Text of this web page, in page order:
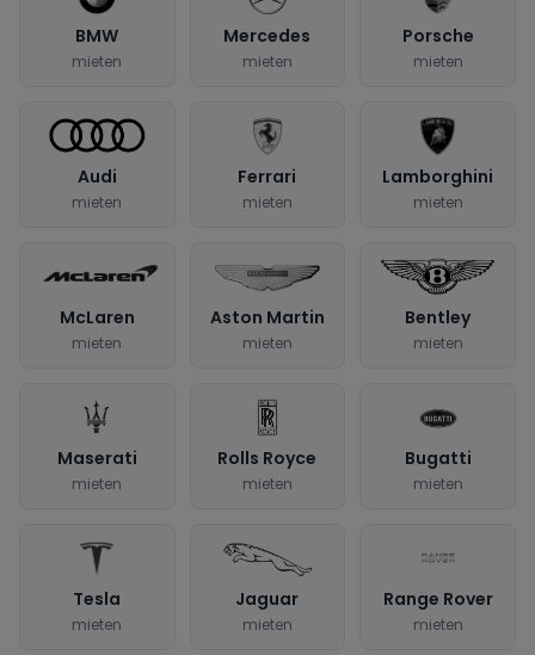
BMW
mieten
Mercedes
mieten
Porsche
mieten
Audi
mieten
Ferrari
mieten
Lamborghini
mieten
McLaren
mieten
Aston Martin
mieten
Bentley
mieten
Maserati
mieten
Rolls Royce
mieten
Bugatti
mieten
Tesla
mieten
Jaguar
mieten
Range Rover
mieten